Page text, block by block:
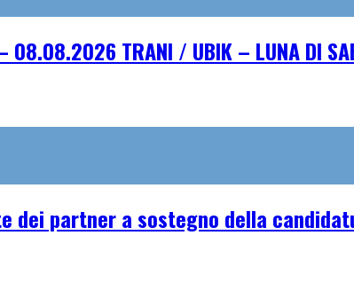
08.08.2026 TRANI / UBIK – LUNA DI
dei partner a sostegno della